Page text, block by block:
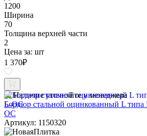
1200
Ширина
70
Толщина верхней части
2
Цена за: шт
1 370₽
Наличие уточняйте у менеджера
Бордюр стальной оцинкованный L
ОС
Артикул: 1150320